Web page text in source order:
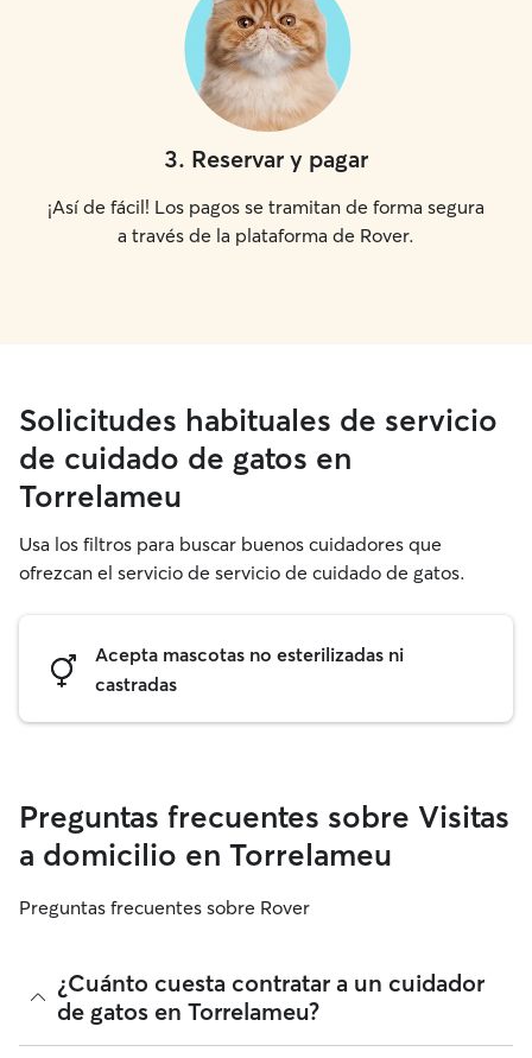
3. Reservar y pagar
¡Así de fácil! Los pagos se tramitan de forma segura
a través de la plataforma de Rover.
Solicitudes habituales de servicio
de cuidado de gatos en
Torrelameu
Usa los filtros para buscar buenos cuidadores que
ofrezcan el servicio de servicio de cuidado de gatos.
Acepta mascotas no esterilizadas ni
castradas
Preguntas frecuentes sobre Visitas
a domicilio en Torrelameu
Preguntas frecuentes sobre Rover
¿Cuánto cuesta contratar a un cuidador
de gatos en Torrelameu?